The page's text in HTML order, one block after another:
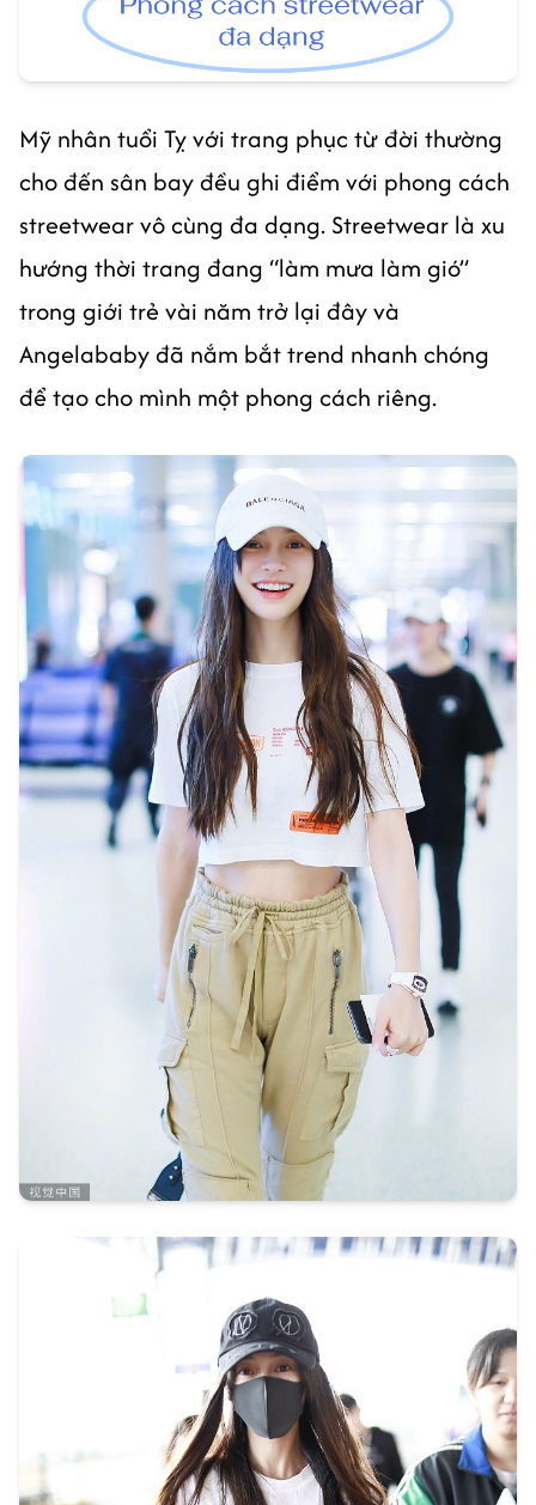
Mỹ nhân tuổi Tỵ với trang phục từ đời thường
cho đến sân bay đều ghi điểm với phong cách
streetwear vô cùng đa dạng. Streetwear là xu
hướng thời trang đang “làm mưa làm gió”
trong giới trẻ vài năm trở lại đây và
Angelababy đã nắm bắt trend nhanh chóng
để tạo cho mình một phong cách riêng.